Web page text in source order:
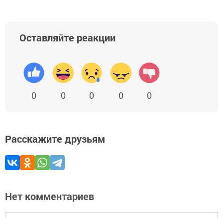
Оставляйте реакции
0 0 0 0 0
Расскажите друзьям
Нет комментариев